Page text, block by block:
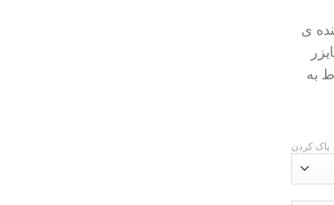
ی
به
پاک کردن